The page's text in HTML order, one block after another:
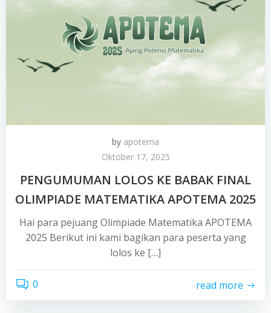
by apotema
Oktober 17, 2025
PENGUMUMAN LOLOS KE BABAK FINAL
OLIMPIADE MATEMATIKA APOTEMA 2025
Hai para pejuang Olimpiade Matematika APOTEMA
2025 Berikut ini kami bagikan para peserta yang
lolos ke […]
0 read more